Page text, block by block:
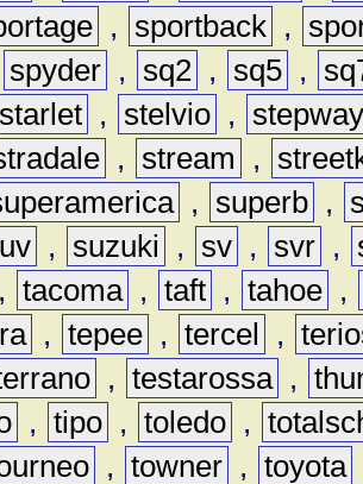
, sportback ,
spyder , sq2 , sq5 ,
starlet , stelvio ,
, stream ,
, superb ,
, suzuki , sv , svr ,
, tacoma , taft , tahoe ,
, tepee , tercel ,
, testarossa ,
, tipo , toledo ,
, towner , toyota